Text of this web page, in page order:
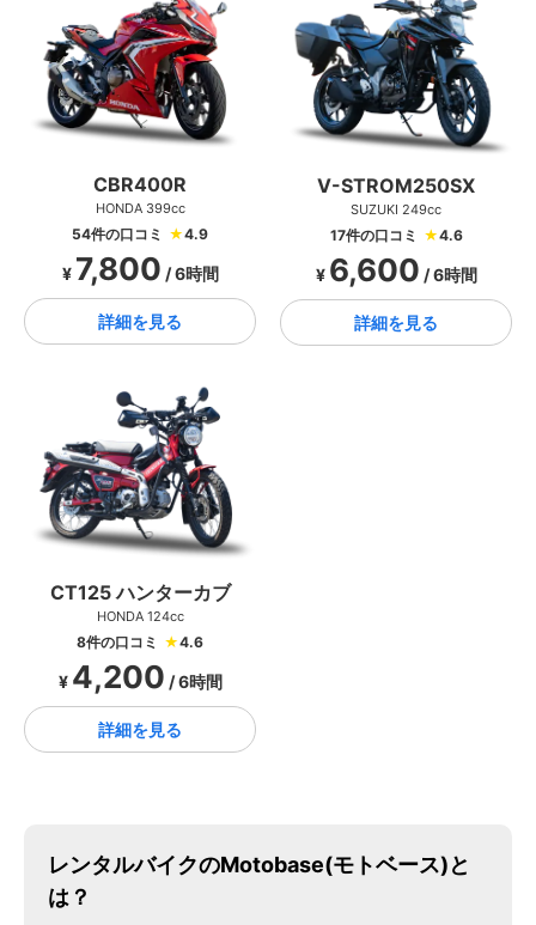
CBR400R
HONDA 399cc
54件の口コミ ★4.9
¥ 7,800 / 6時間
詳細を見る
V-STROM250SX
SUZUKI 249cc
17件の口コミ ★4.6
¥ 6,600 / 6時間
詳細を見る
CT125 ハンターカブ
HONDA 124cc
8件の口コミ ★4.6
¥ 4,200 / 6時間
詳細を見る
レンタルバイクのMotobase(モトベース)と
は？